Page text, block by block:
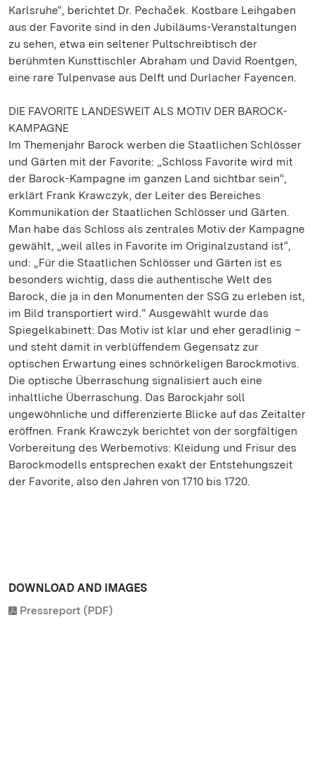
Karlsruhe“, berichtet Dr. Pechaček. Kostbare Leihgaben
aus der Favorite sind in den Jubiläums-Veranstaltungen
zu sehen, etwa ein seltener Pultschreibtisch der
berühmten Kunsttischler Abraham und David Roentgen,
eine rare Tulpenvase aus Delft und Durlacher Fayencen.
DIE FAVORITE LANDESWEIT ALS MOTIV DER BAROCK-
KAMPAGNE
Im Themenjahr Barock werben die Staatlichen Schlösser
und Gärten mit der Favorite: „Schloss Favorite wird mit
der Barock-Kampagne im ganzen Land sichtbar sein“,
erklärt Frank Krawczyk, der Leiter des Bereiches
Kommunikation der Staatlichen Schlösser und Gärten.
Man habe das Schloss als zentrales Motiv der Kampagne
gewählt, „weil alles in Favorite im Originalzustand ist“,
und: „Für die Staatlichen Schlösser und Gärten ist es
besonders wichtig, dass die authentische Welt des
Barock, die ja in den Monumenten der SSG zu erleben ist,
im Bild transportiert wird.“ Ausgewählt wurde das
Spiegelkabinett: Das Motiv ist klar und eher geradlinig –
und steht damit in verblüffendem Gegensatz zur
optischen Erwartung eines schnörkeligen Barockmotivs.
Die optische Überraschung signalisiert auch eine
inhaltliche Überraschung. Das Barockjahr soll
ungewöhnliche und differenzierte Blicke auf das Zeitalter
eröffnen. Frank Krawczyk berichtet von der sorgfältigen
Vorbereitung des Werbemotivs: Kleidung und Frisur des
Barockmodells entsprechen exakt der Entstehungszeit
der Favorite, also den Jahren von 1710 bis 1720.
DOWNLOAD AND IMAGES
Pressreport (PDF)